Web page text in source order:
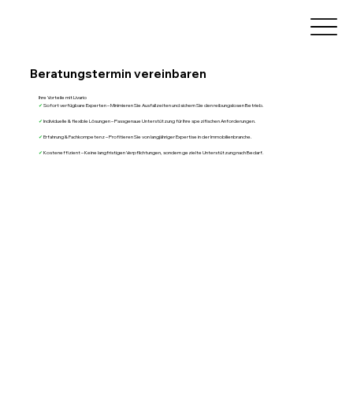
Beratungstermin vereinbaren
Ihre Vorteile mit Livario
✔Sofort verfügbare Experten – Minimieren Sie Ausfallzeiten und sichern Sie den reibungslosen Betrieb.
✔Individuelle & flexible Lösungen – Passgenaue Unterstützung für Ihre spezifischen Anforderungen.
✔Erfahrung & Fachkompetenz – Profitieren Sie von langjähriger Expertise in der Immobilienbranche.
✔Kosteneffizient – Keine langfristigen Verpflichtungen, sondern gezielte Unterstützung nach Bedarf.